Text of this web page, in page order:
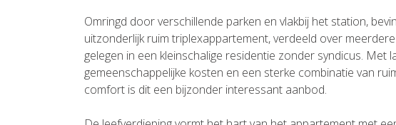
Omringd door verschillende parken en vlakbij het station,
uitzonderlijk ruim triplexappartement, verdeeld over
gelegen in een kleinschalige residentie zonder syndicus. Met
gemeenschappelijke kosten en een sterke combinatie van
comfort is dit een bijzonder interessant aanbod.